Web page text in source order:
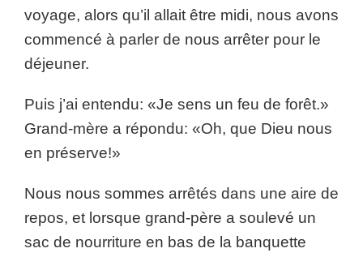
voyage, alors qu’il allait être midi, nous avons
commencé à parler de nous arrêter pour le
déjeuner.
Puis j’ai entendu: «Je sens un feu de forêt.»
Grand-mère a répondu: «Oh, que Dieu nous
en préserve!»
Nous nous sommes arrêtés dans une aire de
repos, et lorsque grand-père a soulevé un
sac de nourriture en bas de la banquette